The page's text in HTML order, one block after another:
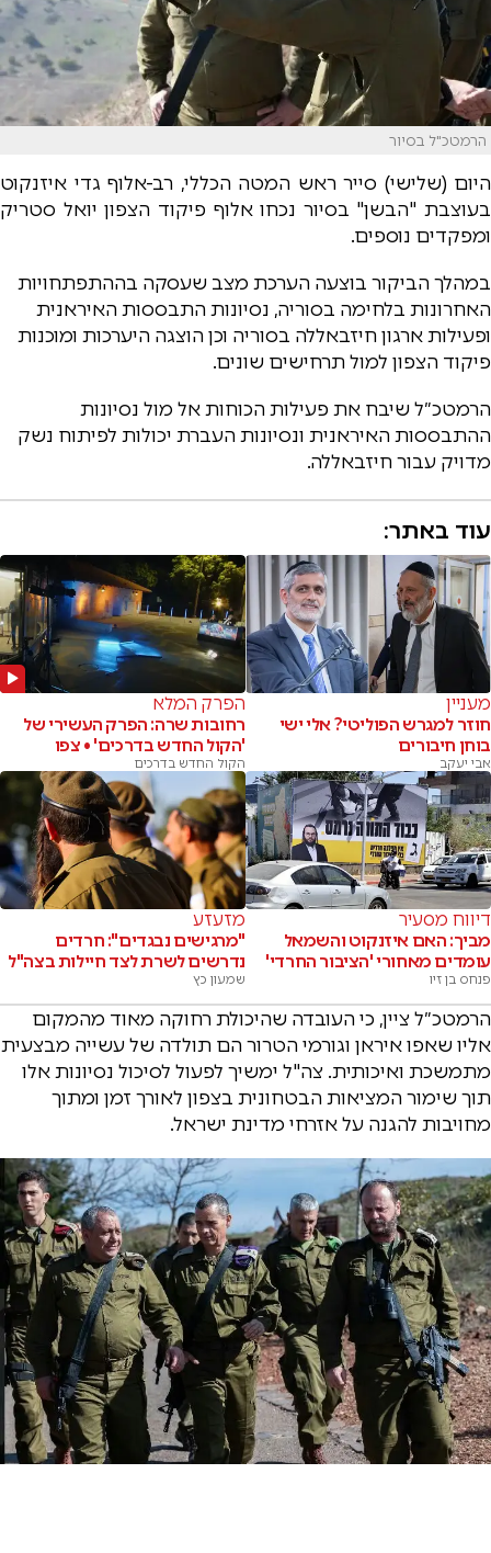
הרמטכ"ל בסיור
היום (שלישי) סייר ראש המטה הכללי, רב-אלוף גדי איזנקוט
בעוצבת "הבשן" בסיור נכחו אלוף פיקוד הצפון יואל סטריק
ומפקדים נוספים.
במהלך הביקור בוצעה הערכת מצב שעסקה בההתפתחויות
האחרונות בלחימה בסוריה, נסיונות התבססות האיראנית
ופעילות ארגון חיזבאללה בסוריה וכן הוצגה היערכות ומוכנות
פיקוד הצפון למול תרחישים שונים.
הרמטכ״ל שיבח את פעילות הכוחות אל מול נסיונות
ההתבססות האיראנית ונסיונות העברת יכולות לפיתוח נשק
מדויק עבור חיזבאללה.
עוד באתר:
מעניין
חוזר למגרש הפוליטי? אלי ישי
בוחן חיבורים
אבי יעקב
הפרק המלא
רחובות שרה: הפרק העשירי של
'הקול החדש בדרכים' • צפו
הקול החדש בדרכים
דיווח מסעיר
מביך: האם איזנקוט והשמאל
עומדים מאחורי 'הציבור החרדי'
פנחס בן זיו
מזעזע
"מרגישים נבגדים": חרדים
נדרשים לשרת לצד חיילות בצה"ל
שמעון כץ
הרמטכ״ל ציין, כי העובדה שהיכולת רחוקה מאוד מהמקום
אליו שאפו איראן וגורמי הטרור הם תולדה של עשייה מבצעית
מתמשכת ואיכותית. צה"ל ימשיך לפעול לסיכול נסיונות אלו
תוך שימור המציאות הבטחונית בצפון לאורך זמן ומתוך
מחויבות להגנה על אזרחי מדינת ישראל.